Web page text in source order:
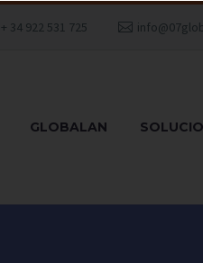
+ 34 922 531 725
GLOBALAN